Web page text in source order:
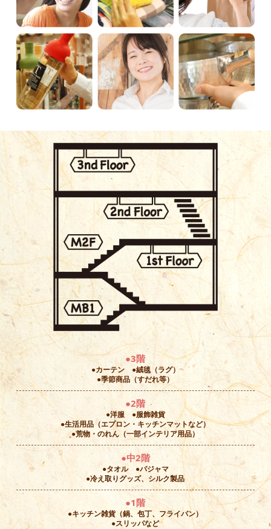
●3階
●カーテン ●絨毯（ラグ）
●季節商品（すだれ等）
●2階
●洋服 ●服飾雑貨
●生活用品（エプロン・キッチンマットなど）
●荒物・のれん（一部インテリア用品）
●中2階
●タオル ●パジャマ
●冷え取りグッズ、シルク製品
●1階
●キッチン雑貨（鍋、包丁、フライパン）
●スリッパなど